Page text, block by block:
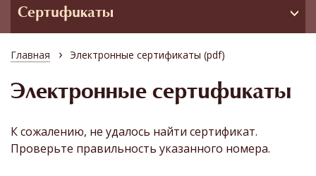
Сертификаты
Главная › Электронные сертификаты (pdf)
Электронные сертификаты
К сожалению, не удалось найти сертификат.
Проверьте правильность указанного номера.